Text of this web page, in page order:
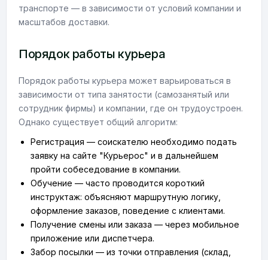
транспорте — в зависимости от условий компании и
масштабов доставки.
Порядок работы курьера
Порядок работы курьера может варьироваться в
зависимости от типа занятости (самозанятый или
сотрудник фирмы) и компании, где он трудоустроен.
Однако существует общий алгоритм:
Регистрация — соискателю необходимо подать
заявку на сайте "Курьерос" и в дальнейшем
пройти собеседование в компании.
Обучение — часто проводится короткий
инструктаж: объясняют маршрутную логику,
оформление заказов, поведение с клиентами.
Получение смены или заказа — через мобильное
приложение или диспетчера.
Забор посылки — из точки отправления (склад,